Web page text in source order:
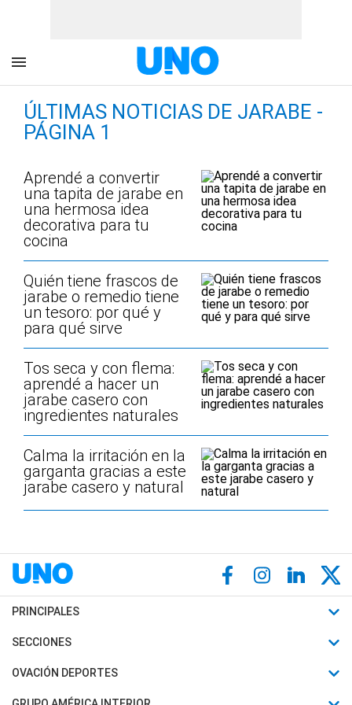
ÚLTIMAS NOTICIAS DE JARABE -
PÁGINA 1
Aprendé a convertir
una tapita de jarabe en
una hermosa idea
decorativa para tu
cocina
Quién tiene frascos de
jarabe o remedio tiene
un tesoro: por qué y
para qué sirve
Tos seca y con flema:
aprendé a hacer un
jarabe casero con
ingredientes naturales
Calma la irritación en la
garganta gracias a este
jarabe casero y natural
PRINCIPALES
Últimas Noticias
Política
SECCIONES
Horóscopo
Motores
OVACIÓN DEPORTES